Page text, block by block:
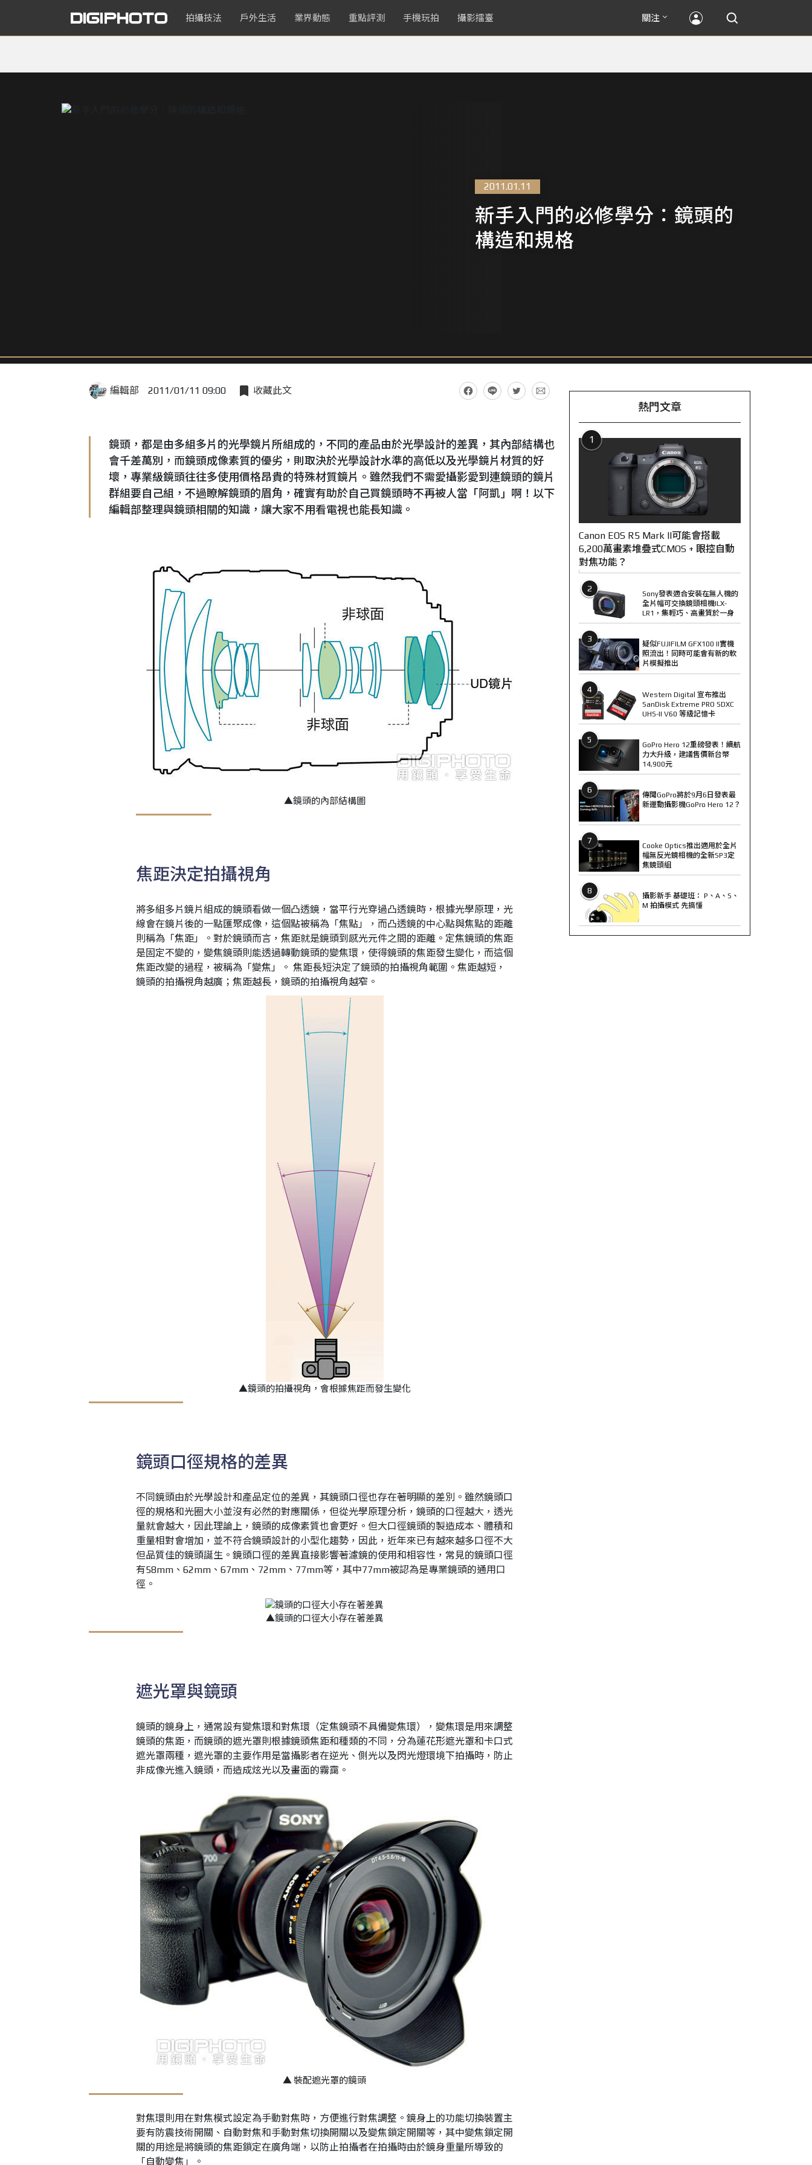
拍攝技法 戶外生活 業界動態 重點評測 手機玩拍 攝影擂臺 關注
2011.01.11
新手入門的必修學分：鏡頭的
構造和規格
編輯部 2011/01/11 09:00 收藏此文
鏡頭，都是由多組多片的光學鏡片所組成的，不同的產品由於光學設計的差異，其內部結構也
會千差萬別，而鏡頭成像素質的優劣，則取決於光學設計水準的高低以及光學鏡片材質的好
壞，專業級鏡頭往往多使用價格昂貴的特殊材質鏡片。雖然我們不需愛攝影愛到連鏡頭的鏡片
群組要自己組，不過瞭解鏡頭的眉角，確實有助於自己買鏡頭時不再被人當「阿凱」啊！以下
編輯部整理與鏡頭相關的知識，讓大家不用看電視也能長知識。
▲鏡頭的內部結構圖
焦距決定拍攝視角
將多組多片鏡片組成的鏡頭看做一個凸透鏡，當平行光穿過凸透鏡時，根據光學原理，光
線會在鏡片後的一點匯聚成像，這個點被稱為「焦點」，而凸透鏡的中心點與焦點的距離
則稱為「焦距」。對於鏡頭而言，焦距就是鏡頭到感光元件之間的距離。定焦鏡頭的焦距
是固定不變的，變焦鏡頭則能透過轉動鏡頭的變焦環，使得鏡頭的焦距發生變化，而這個
焦距改變的過程，被稱為「變焦」。 焦距長短決定了鏡頭的拍攝視角範圍。焦距越短，
鏡頭的拍攝視角越廣；焦距越長，鏡頭的拍攝視角越窄。
▲鏡頭的拍攝視角，會根據焦距而發生變化
鏡頭口徑規格的差異
不同鏡頭由於光學設計和產品定位的差異，其鏡頭口徑也存在著明顯的差別。雖然鏡頭口
徑的規格和光圈大小並沒有必然的對應關係，但從光學原理分析，鏡頭的口徑越大，透光
量就會越大，因此理論上，鏡頭的成像素質也會更好。但大口徑鏡頭的製造成本、體積和
重量相對會增加，並不符合鏡頭設計的小型化趨勢，因此，近年來已有越來越多口徑不大
但品質佳的鏡頭誕生。鏡頭口徑的差異直接影響著濾鏡的使用和相容性，常見的鏡頭口徑
有58mm、62mm、67mm、72mm、77mm等，其中77mm被認為是專業鏡頭的通用口
徑。
▲鏡頭的口徑大小存在著差異
遮光罩與鏡頭
鏡頭的鏡身上，通常設有變焦環和對焦環（定焦鏡頭不具備變焦環），變焦環是用來調整
鏡頭的焦距，而鏡頭的遮光罩則根據鏡頭焦距和種類的不同，分為蓮花形遮光罩和卡口式
遮光罩兩種，遮光罩的主要作用是當攝影者在逆光、側光以及閃光燈環境下拍攝時，防止
非成像光進入鏡頭，而造成炫光以及畫面的霧靄。
▲ 裝配遮光罩的鏡頭
對焦環則用在對焦模式設定為手動對焦時，方便進行對焦調整。鏡身上的功能切換裝置主
要有防震技術開關、自動對焦和手動對焦切換開關以及變焦鎖定開關等，其中變焦鎖定開
關的用途是將鏡頭的焦距鎖定在廣角端，以防止拍攝者在拍攝時由於鏡身重量所導致的
「自動變焦」。
熱門文章
1
Canon EOS R5 Mark II可能會搭載
6,200萬畫素堆疊式CMOS + 眼控自動
對焦功能？
2
Sony發表適合安裝在無人機的
全片幅可交換鏡頭相機ILX-
LR1，集輕巧、高畫質於一身
3
疑似FUJIFILM GFX100 II實機
照流出！同時可能會有新的軟
片模擬推出
4
Western Digital 宣布推出
SanDisk Extreme PRO SDXC
UHS-II V60 等級記憶卡
5
GoPro Hero 12重磅發表！續航
力大升級，建議售價新台幣
14,900元
6
傳聞GoPro將於9月6日發表最
新運動攝影機GoPro Hero 12？
7
Cooke Optics推出適用於全片
幅無反光鏡相機的全新SP3定
焦鏡頭組
8
攝影新手 基礎班： P、A、S、
M 拍攝模式 先搞懂